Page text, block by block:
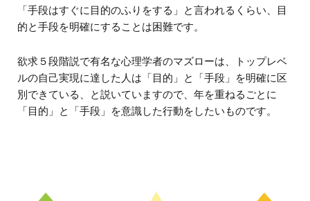
「手段はすぐに目的のふりをする」と言われるくらい、目
的と手段を明確にすることは困難です。
欲求５段階説で有名な心理学者のマズローは、トップレベ
ルの自己実現に達した人は「目的」と「手段」を明確に区
別できている、と説いていますので、年を重ねるごとに
「目的」と「手段」を意識した行動をしたいものです。